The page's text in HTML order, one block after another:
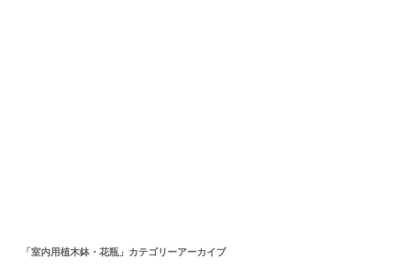
「室内用植木鉢・花瓶 」カテゴリーアーカイブ